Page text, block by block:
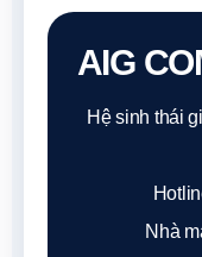
AIG
Hệ sinh thái
Nhà